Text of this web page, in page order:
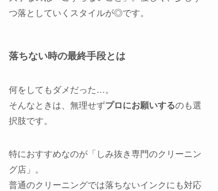
つ落としていくスタイルが◎です。
落ちない時の最終手段とは
何をしてもダメだった…。
そんなときは、無理せずプロにお願いするのも選
択肢です。
特におすすめなのが「しみ抜き専門のクリーニン
グ店」。
普通のクリーニングでは落ちないインクにも対応